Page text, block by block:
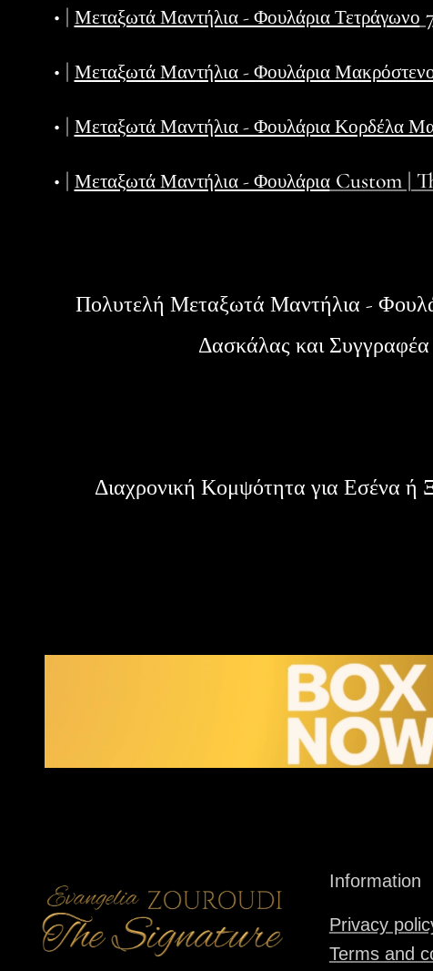
• | Μεταξωτά Μαντήλια - Φουλάρια Τετράγωνο
• | Μεταξωτά Μαντήλια - Φουλάρια
• | Μεταξωτά Μαντήλια - Φουλάρια Κορδέλα
• | Μεταξωτά Μαντήλια - ΦουλάριαCustom |
Πολυτελή Μεταξωτά Μαντήλια -
Δασκάλας και
Διαχρονική Κομψότητα για Εσένα
Information
Privacy
Terms and